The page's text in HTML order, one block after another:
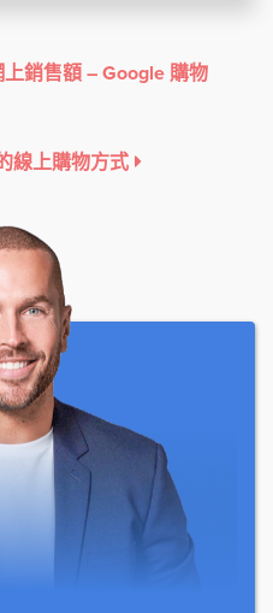
銷售額 – Google 購物
線上購物方式